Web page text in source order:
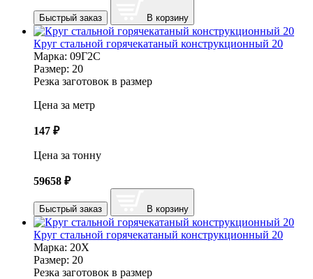
Быстрый заказ В корзину
Круг стальной горячекатаный конструкционный 20
Марка: 09Г2С
Размер: 20
Резка заготовок в размер
Цена за метр
147 ₽
Цена за тонну
59658 ₽
Быстрый заказ В корзину
Круг стальной горячекатаный конструкционный 20
Марка: 20Х
Размер: 20
Резка заготовок в размер